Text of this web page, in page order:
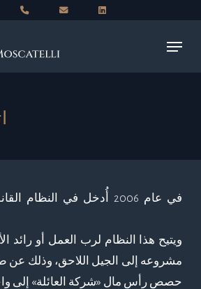
Menu
في عام 2006 أُدخل في
ويتيح هذا النظام لرب العمل أو رائد
مشروعه إلى الجيل اللاحق، وذلك عن
حصص رأس مال «شركة العائلة» إلى